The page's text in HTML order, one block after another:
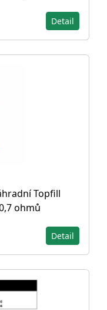
Detail
Topfill
ohmů
Detail